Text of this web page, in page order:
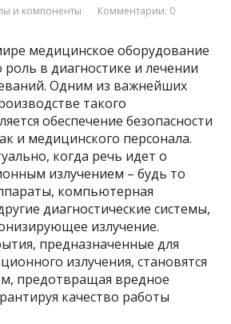
и компоненты Комментарии: 0
медицинское оборудование
в диагностике и лечении
Одним из важнейших
такого
обеспечение безопасности
и медицинского персонала.
когда речь идет о
излучением – будь то
компьютерная
диагностические системы,
излучение.
предназначенные для
излучения, становятся
предотвращая вредное
качество работы